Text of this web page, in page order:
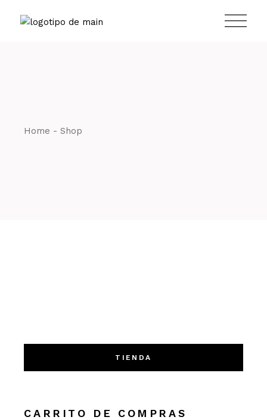
Home Shop
TIENDA
CARRITO DE COMPRAS